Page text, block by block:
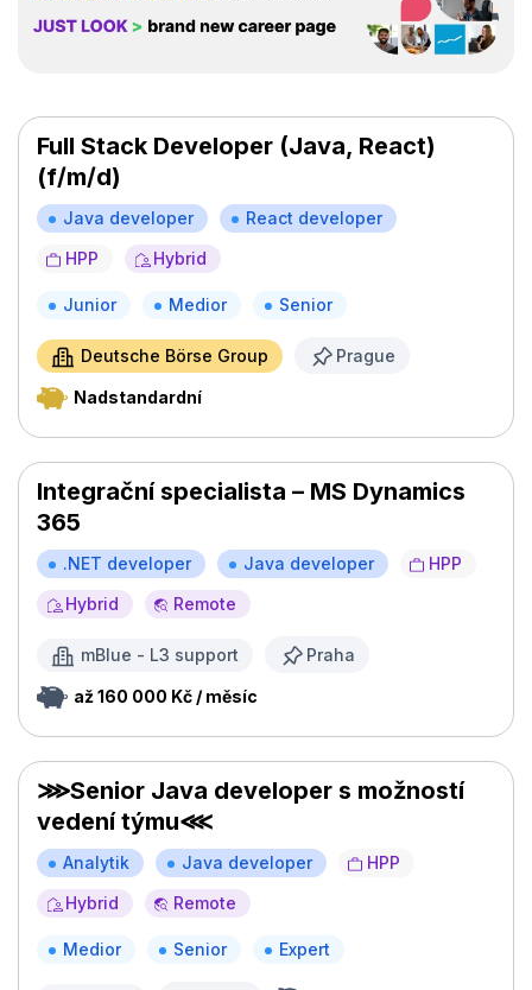
Full Stack Developer (Java, React)
(f/m/d)
Java developer
React developer
HPP
Hybrid
Junior Medior Senior
Deutsche Börse Group Prague
Nadstandardní
Integrační specialista – MS Dynamics
365
.NET developer Java developer
HPP
Hybrid
Remote
mBlue - L3 support Praha
až 160 000 Kč / měsíc
⋙Senior Java developer s možností
vedení týmu⋘
Analytik Java developer
HPP
Hybrid
Remote
Medior Senior Expert